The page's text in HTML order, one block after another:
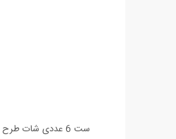
ست 6 عددی شات